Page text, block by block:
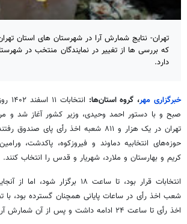
تهران- نتایج شمارش آرا در شهرستان های استان
که بررسی ها از تغییر در نمایندگان منتخب در
دارد.
خبرگزاری مهر، گروه استان‌ها:
صبح و با دستور احمد وحیدی، وزیر کشور آغاز شد و
تهران در یک هزار و ۸۱۱ شعبه اخذ رأی پای
حوزه‌های انتخابیه دماوند و فیروزکوه، پاکدشت،
کریم و بهارستان و ملارد، شهریار و قدس را انتخاب کنند.
انتخابات قرار بود، تا ساعت ۱۸
شعب اخذ رأی در ساعات پایانی همچنان گسترده بود،
اخذ رأی تا ساعت ۲۴ ادامه داشت و پس از آن شمارش آرا آغاز شد.